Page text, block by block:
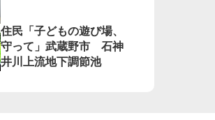
住民「子どもの遊び場、
守って」武蔵野市 石神
井川上流地下調節池